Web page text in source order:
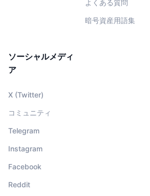
よくある質問
暗号資産用語集
ソーシャルメディ
ア
X (Twitter)
コミュニティ
Telegram
Instagram
Facebook
Reddit